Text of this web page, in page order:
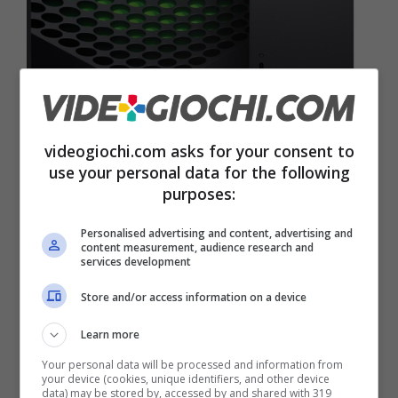
Le prossime console potenti come un PC top di gamma? –
Ma secondo quanto riportato da
Is Dead,tra i leaker più affidabili, per quello
che riguarda almeno le prossime console
Xbox, saremo alla pari con PC top di gamma.
videogiochi.com asks for your consent to
use your personal data for the following
purposes:
Personalised advertising and content, advertising and
content measurement, audience research and
services development
Store and/or access information on a device
Learn more
Your personal data will be processed and information from
your device (cookies, unique identifiers, and other device
data) may be stored by, accessed by and shared with 319